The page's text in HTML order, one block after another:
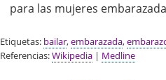
para las mujeres
Etiquetas: bailar,embarazada,
Referencias:Wikipedia | Medline